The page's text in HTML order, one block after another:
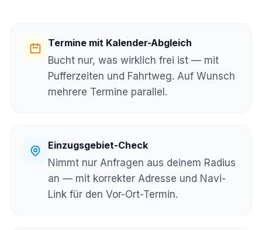
Termine mit Kalender-Abgleich
Bucht nur, was wirklich frei ist — mit
Pufferzeiten und Fahrtweg. Auf Wunsch
mehrere Termine parallel.
Einzugsgebiet-Check
Nimmt nur Anfragen aus deinem Radius
an — mit korrekter Adresse und Navi-
Link für den Vor-Ort-Termin.